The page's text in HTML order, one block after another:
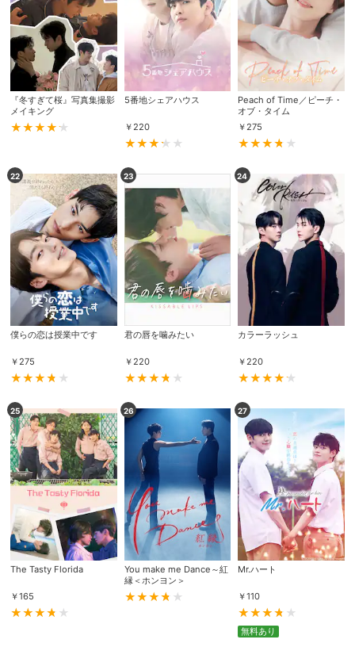
視聴デバイス一覧
スマホなどでRakuten TVを視聴する際のデ
バイス連携の設定ができます。
パスコード設定
視聴年齢制限の変更時にパスコード入力が
求められるのでお子さまがいても安心で
す。
メルマガの配信停止、配信先のメールアド
レスの変更が可能です。
定額見放題解約
定額見放題コンテンツの解約はこちらから
可能です。
ログアウト
『冬すぎて桜』写真集撮影
メイキング
5番地シェアハウス
￥ 220
Peach of Time／ピーチ・
オブ・タイム
￥ 275
22
僕らの恋は授業中です
￥275
23
君の唇を噛みたい
￥220
24
カラーラッシュ
￥220
25
The Tasty Florida
￥165
26
You make me Dance～紅
縁＜ホンヨン＞
27
Mr.ハート
￥110
無料あり